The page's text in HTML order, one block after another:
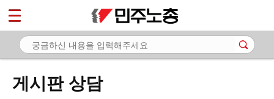
게시판 상담
마이페이지
소개
노동상담